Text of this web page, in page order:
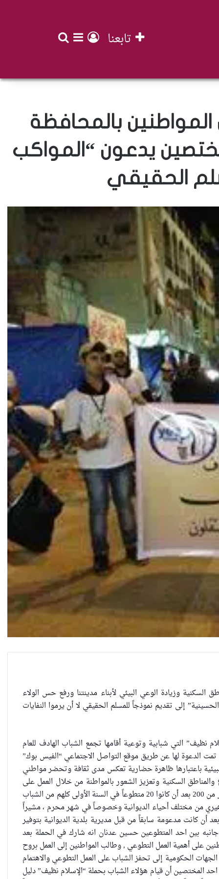
تابعنا تسجيل الدخول
إضافة عمود
بالمحافظة
يدعون “المواكب
الحقيقي
وزيادة الوعي البيئي لأبناء مدينتنا ورفع حس الولاء
إلى تقديم نموذجاً للمسلم الحقيقي لا أن يرموا النفايات
التي شبابية وتوعية أقامها تجمع الشباب الهادف للعام
الدعوة لها عن طريق موقع التواصل الاجتماعي “الفيس بوك”
باعتبارها ظاهرة حضارية تعكس مدى ثقافة وتحضر مواطني
السكنية وتعزيز الشعور بالمواطنة من خلال العمل على
جعل المدينة أنظف وأجمل . وبين الفتلاوي أن عدد المتطوعين والمساهمين في الحملة أكثر من 200 بعد أن كانوا 20 متطوعاً في السنة الأولى كلهم من الشباب
من مختلف أحياء الديوانية وخصوصاً في شهر محرم ، مشيراً
نفسهم بعد أن كانت مدعومة سابقاً من قبل مديرية بلدية الديوانية بتوفير
بين احد المتطوعين حسين عدنان انه شارك في الحملة بعد
على أهمية العمل التطوعي , وطالب المواطنين إلى العمل بروح
الحكومية إلى تحفز الشباب على العمل التطوعي والاهتمام
احد المختصين أن قيام هؤلاء الشباب بحملة “الإسلام نظيف” دليل
العراقية تكسر القيد نحو فضاء
الحرية